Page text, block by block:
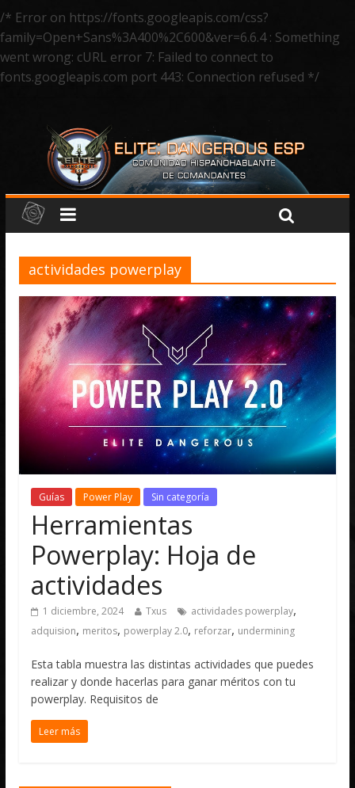
/* Error on https://fonts.googleapis.com/css?
family=Open+Sans%3A400%2C600&ver=6.6.4 : Something
went wrong: cURL error 7: Failed to connect to
fonts.googleapis.com port 443: Connection refused */
actividades powerplay
Guías Power Play Sin categoría
Herramientas
Powerplay: Hoja de
actividades
1 diciembre, 2024 Txus actividades powerplay,
adquision, meritos, powerplay 2.0, reforzar, undermining
Esta tabla muestra las distintas actividades que puedes
realizar y donde hacerlas para ganar méritos con tu
powerplay. Requisitos de
Leer más